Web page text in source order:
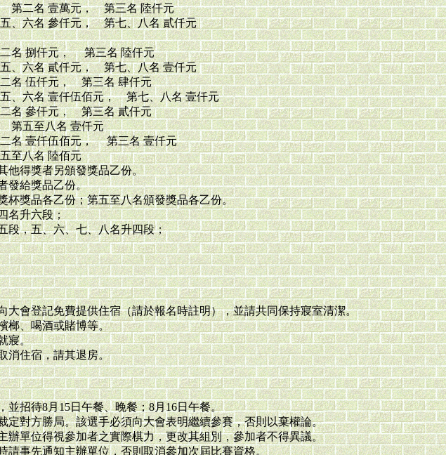
第二名 壹萬元， 第三名 陸仟元
參仟元， 第七、八名 貳仟元
名 捌仟元， 第三名 陸仟元
貳仟元， 第七、八名 壹仟元
名 伍仟元， 第三名 肆仟元
壹仟伍佰元， 第七、八名 壹仟元
名 參仟元， 第三名 貳仟元
至八名 壹仟元
名 壹仟伍佰元， 第三名 壹仟元
名 陸佰元
他得獎者另頒發獎品乙份。
發給獎品乙份。
杯獎品各乙份；第五至八名頒發獎品各乙份。
名升六段；
段，五、六、七、八名升四段；
大會登記免費提供住宿（請於報名時註明），並請共同保持寢室清潔。
榔、喝酒或賭博等。
寢。
消住宿，請其退房。
並招待8月15日午餐、晚餐；8月16日午餐。
定對方勝局。該選手必須向大會表明繼續參賽，否則以棄權論。
辦單位得視參加者之實際棋力，更改其組別，參加者不得異議。
請事先通知主辦單位，否則取消參加次屆比賽資格。